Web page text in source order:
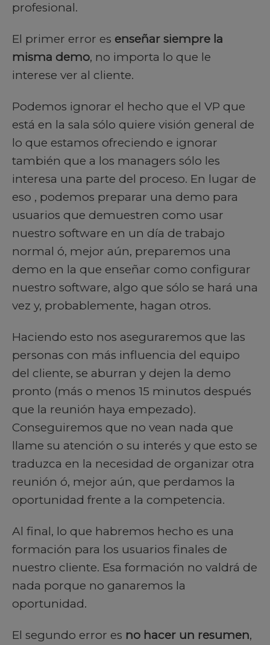
profesional.
El primer error es enseñar siempre la
misma demo, no importa lo que le
interese ver al cliente.
Podemos ignorar el hecho que el VP que
está en la sala sólo quiere visión general de
lo que estamos ofreciendo e ignorar
también que a los managers sólo les
interesa una parte del proceso. En lugar de
eso , podemos preparar una demo para
usuarios que demuestren como usar
nuestro software en un día de trabajo
normal ó, mejor aún, preparemos una
demo en la que enseñar como configurar
nuestro software, algo que sólo se hará una
vez y, probablemente, hagan otros.
Haciendo esto nos aseguraremos que las
personas con más influencia del equipo
del cliente, se aburran y dejen la demo
pronto (más o menos 15 minutos después
que la reunión haya empezado).
Conseguiremos que no vean nada que
llame su atención o su interés y que esto se
traduzca en la necesidad de organizar otra
reunión ó, mejor aún, que perdamos la
oportunidad frente a la competencia.
Al final, lo que habremos hecho es una
formación para los usuarios finales de
nuestro cliente. Esa formación no valdrá de
nada porque no ganaremos la
oportunidad.
El segundo error es no hacer un resumen,